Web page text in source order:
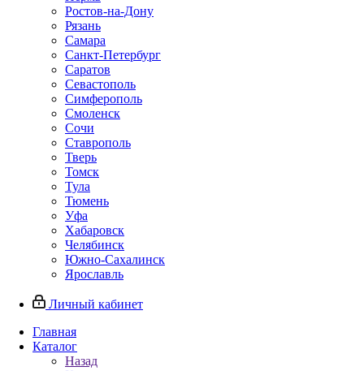
Ростов-на-Дону
Рязань
Самара
Санкт-Петербург
Саратов
Севастополь
Симферополь
Смоленск
Сочи
Ставрополь
Тверь
Томск
Тула
Тюмень
Уфа
Хабаровск
Челябинск
Южно-Сахалинск
Ярославль
Личный кабинет
Главная
Каталог
Назад